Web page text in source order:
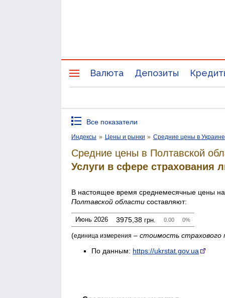
Валюта Депозиты
Все показатели
Индексы » Цены и рынки » Средние цены в Украине
Средние цены в Полтавской
Услуги в сфере страхования
В настоящее время среднемесячные цены на
Полтавской области составляют:
Июнь 2026 3975,38 грн. 0.00 0%
(единица измерения – стоимость страхового
По данным: https://ukrstat.gov.ua